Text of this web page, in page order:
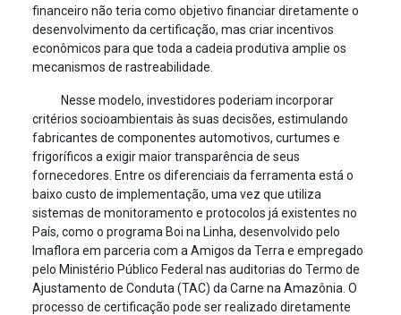
financeiro não teria como objetivo financiar diretamente o
desenvolvimento da certificação, mas criar incentivos
econômicos para que toda a cadeia produtiva amplie os
mecanismos de rastreabilidade.
Nesse modelo, investidores poderiam incorporar
critérios socioambientais às suas decisões, estimulando
fabricantes de componentes automotivos, curtumes e
frigoríficos a exigir maior transparência de seus
fornecedores. Entre os diferenciais da ferramenta está o
baixo custo de implementação, uma vez que utiliza
sistemas de monitoramento e protocolos já existentes no
País, como o programa Boi na Linha, desenvolvido pelo
Imaflora em parceria com a Amigos da Terra e empregado
pelo Ministério Público Federal nas auditorias do Termo de
Ajustamento de Conduta (TAC) da Carne na Amazônia. O
processo de certificação pode ser realizado diretamente